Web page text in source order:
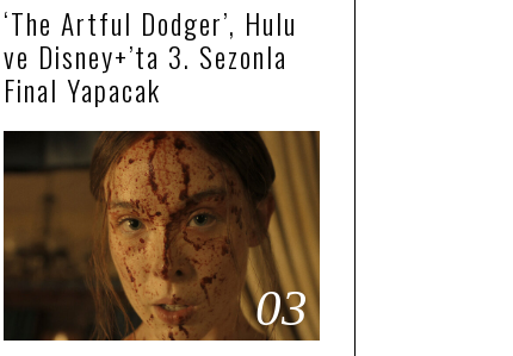
‘The Artful Dodger’, Hulu
ve Disney+’ta 3. Sezonla
Final Yapacak
03